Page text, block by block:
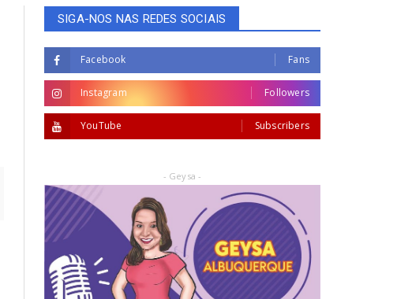
SIGA-NOS NAS REDES SOCIAIS
Facebook Fans
Instagram Followers
YouTube Subscribers
- Geysa -